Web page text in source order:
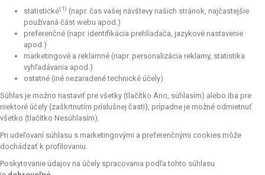
statistické(1) (napr. čas vašej návštevy našich stránok, najčastejšie
používaná část webu apod.)
preferenčné (napr. identifikácia prehliadača, jazykové nastavenie
apod.)
marketingové a reklamné (napr. personalizácia reklamy, statistika
vyhľadávania apod.)
ostatné (iné nezaradené technické účely)
Súhlas je možno nastaviť pre všetky (tlačítko Áno, súhlasím) alebo iba pre
niektoré účely (zaškrtnutím príslušnej časti), prípadne je možné odmietnuť
všetko (tlačítko Nesúhlasím).
Pri udeľovaní súhlasu s marketingovými a preferenčnými cookies môže
dochádzať k profilovaniu.
Poskytovanie údajov na účely spracovania podľa tohto súhlasu